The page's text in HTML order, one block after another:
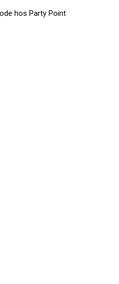
hos Party Point